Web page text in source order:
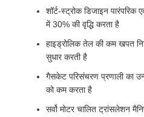
शॉर्ट-स्ट्रोक डिजाइन
में 30% की वृद्धि करता है
हाइड्रोलिक तेल की कम खपत
सुधार करती है
गैसकेट परिसंचरण प्रणाली का
को कम करता है
सर्वो मोटर चालित ट्रांसलेशन